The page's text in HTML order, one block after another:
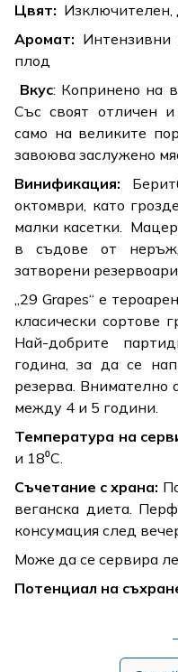
Цвят: Изключителен,
Аромат:
плод
Вкус: Копринено на
Със своят отличен
само на великите
завоюва заслужено
Винификация:
октомври, като
малки касетки.
в съдове от
затворени
„29 Grapes“ е
класически сортове
Най-добрите
година, за да се
резерва. Внимателно
между 4 и 5 години.
Температура на
и 18⁰C.
Съчетание с храна:
веганска диета.
консумация след
Може да се сервира
Потенциал на